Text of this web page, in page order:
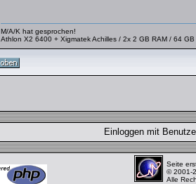
M/A/K hat gesprochen!
Athlon X2 6400 + Xigmatek Achilles / 2x 2 GB RAM / 64 GB
Einloggen mit
Seite
© 2001-
Alle